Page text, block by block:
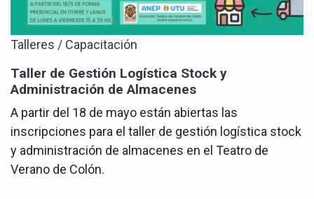
Talleres / Capacitación
Taller de Gestión Logística Stock y
Administración de Almacenes
A partir del 18 de mayo están abiertas las
inscripciones para el taller de gestión logística stock
y administración de almacenes en el Teatro de
Verano de Colón.